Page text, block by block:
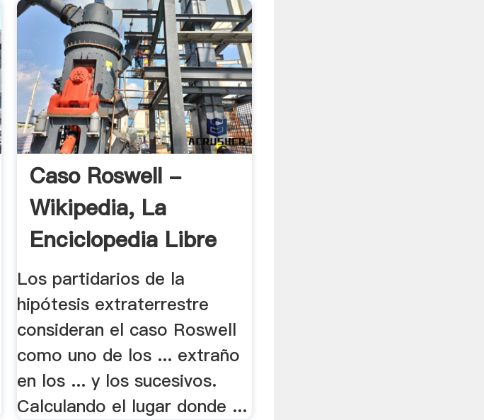
Caso Roswell -
Wikipedia, La
Enciclopedia Libre
Los partidarios de la
hipótesis extraterrestre
consideran el caso Roswell
como uno de los ... extraño
en los ... y los sucesivos.
Calculando el lugar donde ...